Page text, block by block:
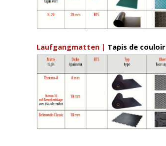
Laufgangmatten | Tapis de couloir